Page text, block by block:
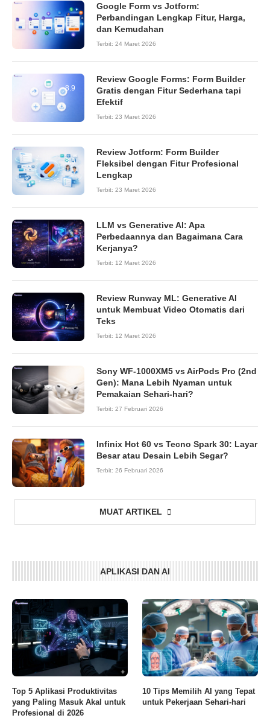
Google Form vs Jotform:
Perbandingan Lengkap Fitur, Harga,
dan Kemudahan
Terbit: 24 Maret 2026
8.9
Review Google Forms: Form Builder
Gratis dengan Fitur Sederhana tapi
Efektif
Terbit: 23 Maret 2026
8.6
Review Jotform: Form Builder
Fleksibel dengan Fitur Profesional
Lengkap
Terbit: 23 Maret 2026
LLM vs Generative AI: Apa
Perbedaannya dan Bagaimana Cara
Kerjanya?
Terbit: 12 Maret 2026
7.4
Review Runway ML: Generative AI
untuk Membuat Video Otomatis dari
Teks
Terbit: 12 Maret 2026
Sony WF-1000XM5 vs AirPods Pro (2nd
Gen): Mana Lebih Nyaman untuk
Pemakaian Sehari-hari?
Terbit: 27 Februari 2026
Infinix Hot 60 vs Tecno Spark 30: Layar
Besar atau Desain Lebih Segar?
Terbit: 26 Februari 2026
MUAT ARTIKEL
APLIKASI DAN AI
Top 5 Aplikasi Produktivitas
yang Paling Masuk Akal untuk
Profesional di 2026
10 Tips Memilih AI yang Tepat
untuk Pekerjaan Sehari-hari